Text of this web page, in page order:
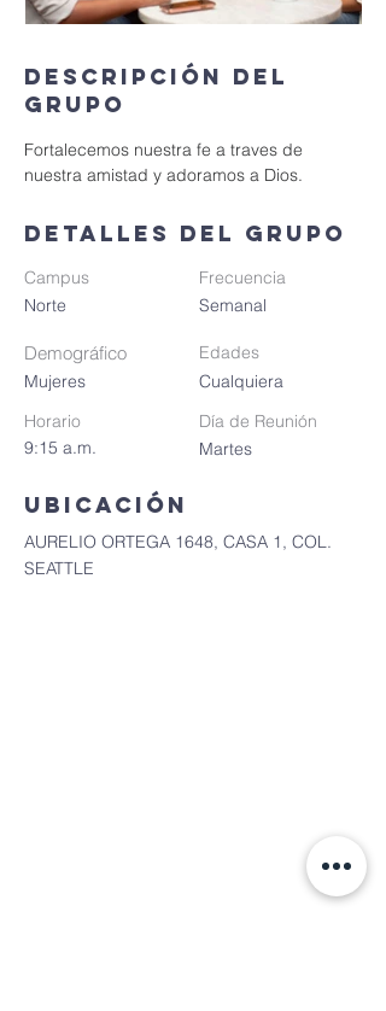
Descripción del
grupo
Fortalecemos nuestra fe a traves de
nuestra amistad y adoramos a Dios.
Detalles del grupo
Campus
Norte
Demográfico
Mujeres
Horario
9:15 a.m.
Frecuencia
Semanal
Edades
Cualquiera
Día de Reunión
Martes
Ubicación
AURELIO ORTEGA 1648, CASA 1, COL.
SEATTLE